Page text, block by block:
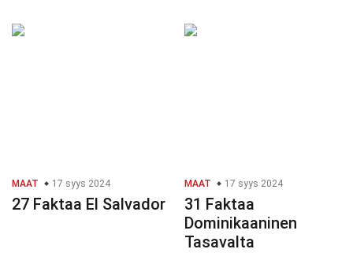
MAAT 17 syys 2024
27 Faktaa El Salvador
MAAT 17 syys 2024
31 Faktaa
Dominikaaninen
Tasavalta